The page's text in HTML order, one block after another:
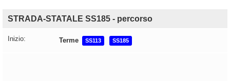
STRADA-STATALE SS185 - percorso
Inizio: Terme SS113 SS185